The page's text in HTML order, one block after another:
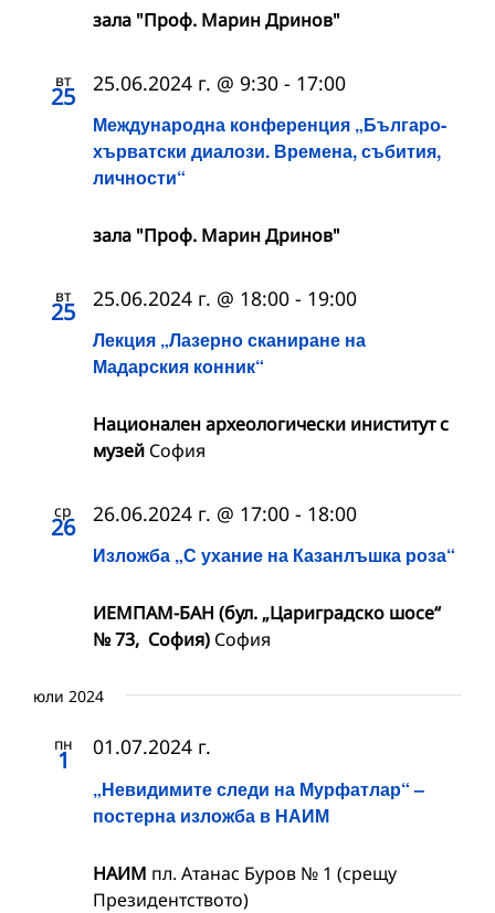
зала "Проф. Марин Дринов"
вт
25
Международна конференция „Българо-
хърватски диалози. Времена, събития,
личности“
25.06.2024 г. @ 9:30 - 17:00
зала "Проф. Марин Дринов"
вт
25
Лекция „Лазерно сканиране на
Мадарския конник“
25.06.2024 г. @ 18:00 - 19:00
Национален археологически иниститут с
музей София
ср
26
Изложба „С ухание на Казанлъшка роза“
26.06.2024 г. @ 17:00 - 18:00
ИЕМПАМ-БАН (бул. „Цариградско шосе“
№ 73, София) София
юли 2024
пн
1
„Невидимите следи на Мурфатлар“ –
постерна изложба в НАИМ
01.07.2024 г.
НАИМ пл. Атанас Буров № 1 (срещу
Президентството)